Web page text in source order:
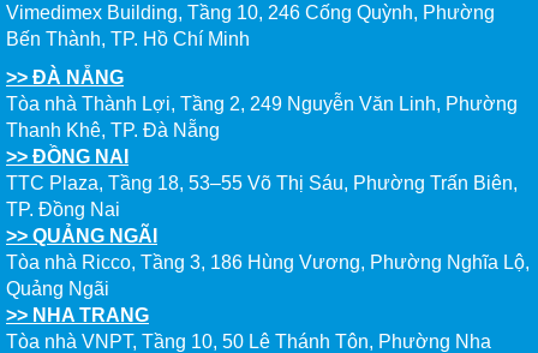
Vimedimex Building, Tầng 10, 246 Cống Quỳnh, Phường
Bến Thành, TP. Hồ Chí Minh
>> ĐÀ NẴNG
Tòa nhà Thành Lợi, Tầng 2, 249 Nguyễn Văn Linh, Phường
Thanh Khê, TP. Đà Nẵng
>> ĐỒNG NAI
TTC Plaza, Tầng 18, 53–55 Võ Thị Sáu, Phường Trấn Biên,
TP. Đồng Nai
>> QUẢNG NGÃI
Tòa nhà Ricco, Tầng 3, 186 Hùng Vương, Phường Nghĩa Lộ,
Quảng Ngãi
>> NHA TRANG
Tòa nhà VNPT, Tầng 10, 50 Lê Thánh Tôn, Phường Nha